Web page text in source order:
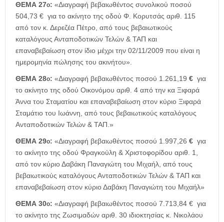
ΘΕΜΑ 27ο: «Διαγραφή βεβαιωθέντος συνολικού ποσού
504,73 € για το ακίνητο της οδού Φ. Κορυτσάς αριθ. 115
από τον κ. Δερεζέα Πέτρο, από τους βεβαιωτικούς
καταλόγους Ανταποδοτικών Τελών & ΤΑΠ και
επαναβεβαίωση στον ίδιο μέχρι την 02/11/2009 που είναι η
ημερομηνία πώλησης του ακινήτου».
ΘΕΜΑ 28ο: «Διαγραφή βεβαιωθέντος ποσού 1.261,19 € για
το ακίνητο της οδού Οικονόμου αριθ. 4 από την κα Ξιφαρά
Άννα του Σταματίου και επαναβεβαίωση στον κύριο Ξιφαρά
Σταμάτιο του Ιωάννη, από τους βεβαιωτικούς καταλόγους
Ανταποδοτικών Τελών & ΤΑΠ.»
ΘΕΜΑ 29ο: «Διαγραφή βεβαιωθέντος ποσού 1.997,26 € για
το ακίνητο της οδού Φραγκούλη & Χριστοφορίδου αριθ. 1,
από τον κύριο Δαβάκη Παναγιώτη του Μιχαήλ, από τους
βεβαιωτικούς καταλόγους Ανταποδοτικών Τελών & ΤΑΠ και
επαναβεβαίωση στον κύριο Δαβάκη Παναγιώτη του Μιχαήλ»
ΘΕΜΑ 30ο: «Διαγραφή βεβαιωθέντος ποσού 7.713,84 € για
το ακίνητο της Ζωσιμαδών αριθ. 30 ιδιοκτησίας κ. Νικολάου